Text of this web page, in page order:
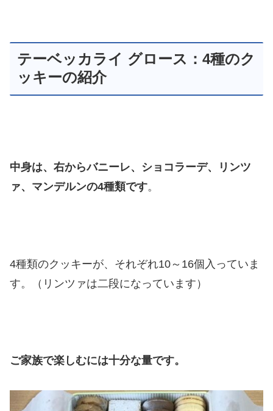
テーベッカライ グロース：4種のク
ッキーの紹介
中身は、右からバニーレ、ショコラーデ、リンツ
ァ、マンデルンの4種類です。
4種類のクッキーが、それぞれ10～16個入っていま
す。（リンツァは二段になっています）
ご家族で楽しむには十分な量です。